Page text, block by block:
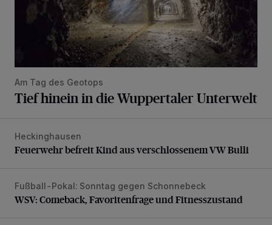
Am Tag des Geotops
Tief hinein in die Wuppertaler Unterwelt
Feuerwehr befreit Kind aus verschlossenem VW Bulli
Heckinghausen
Feuerwehr befreit Kind aus verschlossenem VW Bulli
WSV: Comeback, Favoritenfrage und Fitnesszustand
Fußball-Pokal: Sonntag gegen Schonnebeck
WSV: Comeback, Favoritenfrage und Fitnesszustand